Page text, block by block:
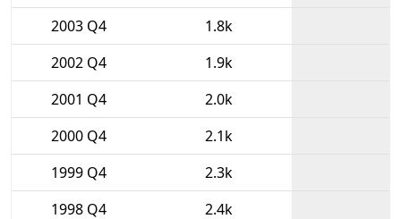
2003 Q4
1.8k
2002 Q4
1.9k
2001 Q4
2.0k
2000 Q4
2.1k
1999 Q4
2.3k
1998 Q4
2.4k